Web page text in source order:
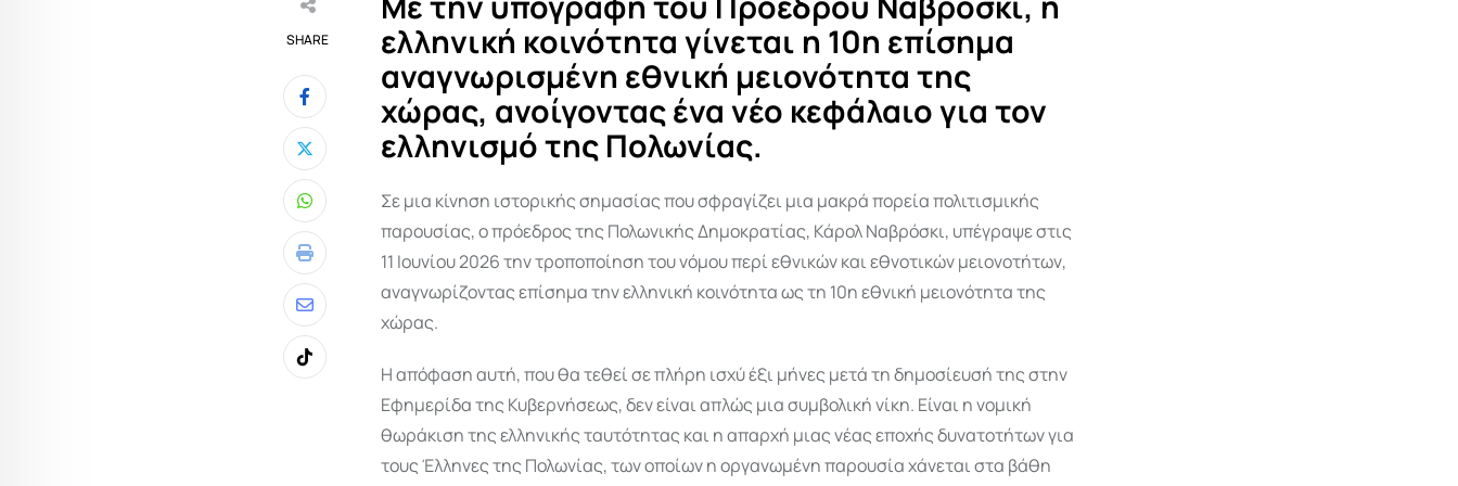
SHARE
Whatsapp
Print
Share
via
Email
Tiktok
ελληνική κοινότητα γίνεται η 10η επίσημα
αναγνωρισμένη εθνική μειονότητα της
χώρας, ανοίγοντας ένα νέο κεφάλαιο για τον
ελληνισμό της Πολωνίας.
Σε μια κίνηση ιστορικής σημασίας που σφραγίζει μια μακρά πορεία πολιτισμικής
παρουσίας, ο πρόεδρος της Πολωνικής Δημοκρατίας, ΚάρολΝαβρόσκι, υπέγραψε στις
11 Ιουνίου 2026 την τροποποίηση του νόμου περί εθνικών και εθνοτικών μειονοτήτων,
αναγνωρίζοντας επίσημα την ελληνική κοινότητα ως τη 10η εθνική μειονότητα της
χώρας.
Η απόφαση αυτή, που θα τεθεί σε πλήρη ισχύ έξι μήνες μετά τη δημοσίευσή της στην
Εφημερίδα της Κυβερνήσεως, δεν είναι απλώς μια συμβολική νίκη. Είναι η νομική
θωράκιση της ελληνικής ταυτότητας και η απαρχή μιας νέας εποχής δυνατοτήτων για
τους Έλληνες της Πολωνίας, των οποίων η οργανωμένη παρουσία χάνεται στα βάθη